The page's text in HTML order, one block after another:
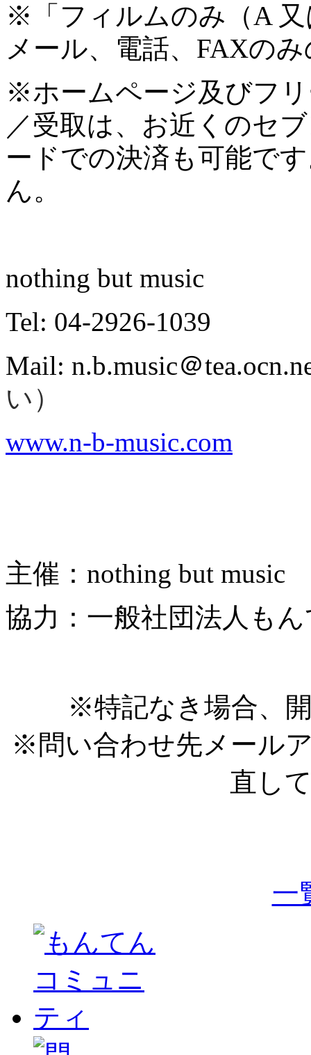
※「フィルムのみ（A 又
メール、電話、FAXの
※ホームページ及びフ
／受取は、お近くのセ
ードでの決済も可能で
ん。
nothing but music
Tel: 04-2926-1039
Mail: n.b.music＠
い）
www.n-b-music.com
主催：nothing but music
協力：一般社団法人も
※特記なき場合、
※問い合わせ先メール
直し
一